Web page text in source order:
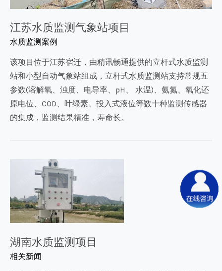
江苏水质监测气象站项目
水质监测案例
该项目位于江苏宿迁，由精讯畅通提供的立杆式水质监测
站和小型自动气象站组成，立杆式水质监测站支持常规五
参数(溶解氧、浊度、电导率、pH、 水温)、氨氮、氧化还
原电位、COD、叶绿素、投入式液位等数十种监测传感器
的集成，监测结果精准，寿命长。
湖南水质监测项目
相关新闻